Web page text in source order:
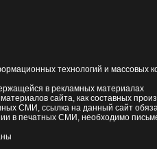
технологий и массовых
в рекламных материалах
сайта, как составных
СМИ, ссылка на данный сайт
в печатных СМИ, необходимо